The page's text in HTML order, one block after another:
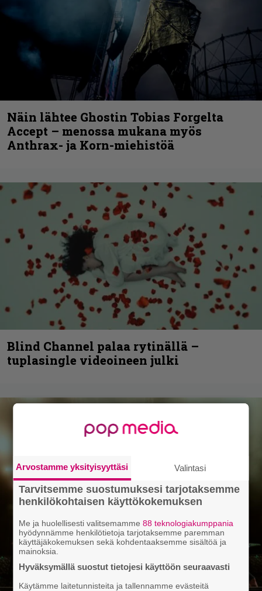
Näin lähtee Ghostin Tobias Forgelta
Accept – menossa mukana myös
Anthrax- ja Korn-miehistöä
Blind Channel palaa rytinällä –
tuplasingle videoineen julki
Arvostamme yksityisyyttäsi Valintasi
Tarvitsemme suostumuksesi tarjotaksemme
henkilökohtaisen käyttökokemuksen
Me ja huolellisesti valitsemamme88 teknologiakumppania
hyödynnämme henkilötietoja tarjotaksemme paremman
käyttäjäkokemuksen sekä kohdentaaksemme sisältöä ja
mainoksia.
Hyväksymällä suostut tietojesi käyttöön seuraavasti
Käytämme laitetunnisteita ja tallennamme evästeitä